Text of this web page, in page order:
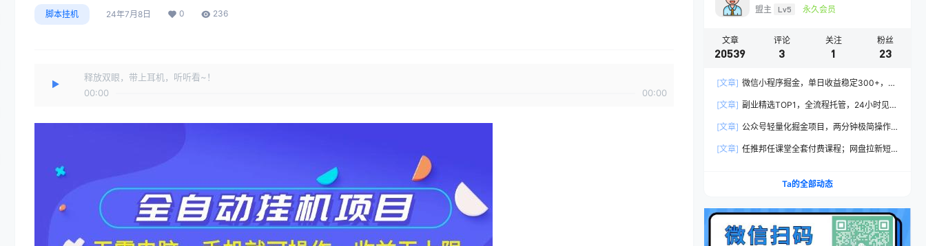
脚本挂机 24年7月8日 0 236
释放双眼，带上耳机，听听看~！
00:00
00:00
盟主 Lv5 永久会员
文章
20539
评论
3
关注
1
粉丝
23
[文章] 微信小程序掘金，单日收益稳定300+，四
[文章] 副业精选TOP1，全流程托管，24小时见收
[文章] 公众号轻量化掘金项目，两分钟极简操作
[文章] 任推邦任课堂全套付费课程；网盘拉新短
Ta的全部动态